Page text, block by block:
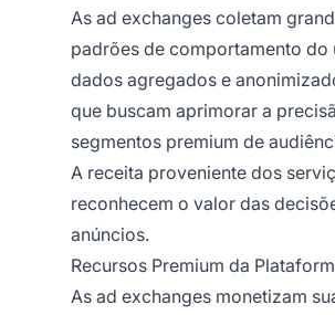
As ad exchanges coletam
padrões de comportamento
dados agregados e
que buscam aprimorar a
segmentos premium de
A receita proveniente dos
reconhecem o valor das
anúncios.
Recursos Premium da
As ad exchanges monetizam